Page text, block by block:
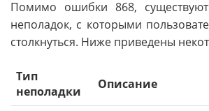
Помимо ошибки 868,
неполадок, с которыми
столкнуться. Ниже приведены
Тип
неполадки
Описание